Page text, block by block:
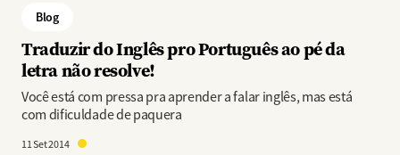
Blog
Traduzir do Inglês pro Português ao pé da
letra não resolve!
Você está com pressa pra aprender a falar inglês, mas está
com dificuldade de paquera
11 Set 2014